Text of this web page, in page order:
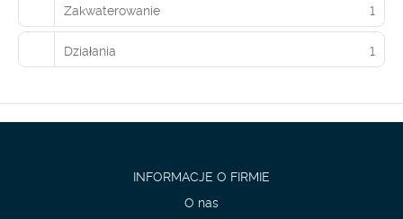
Zakwaterowanie 1
Działania 1
INFORMACJE O FIRMIE
O nas